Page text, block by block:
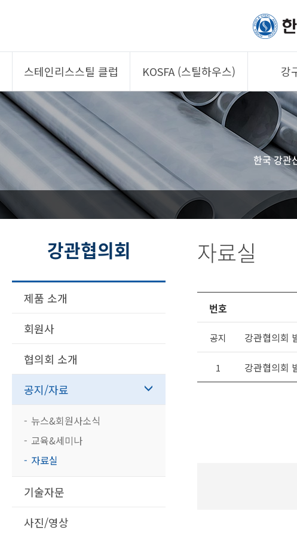
스테인리스스틸 클럽
제품소개
회원사
클럽 소개
사진/영상
공모
KOSFA (스틸하우스)
제품소개
알림/자료
사진/영상
강
제품
회원
강구
알림
사진/
한국 강관
강관협의회
제품 소개
회원사
협의회 소개
공지/자료
뉴스&회원사소식
교육&세미나
자료실
기술자문
사진/영상
자료실
번호
공지 강관협의회
1 강관협의회